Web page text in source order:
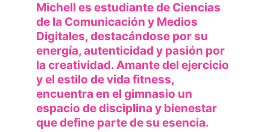
Michell es estudiante de Ciencias
de la Comunicación y Medios
Digitales, destacándose por su
energía, autenticidad y pasión por
la creatividad. Amante del ejercicio
y el estilo de vida fitness,
encuentra en el gimnasio un
espacio de disciplina y bienestar
que define parte de su esencia.